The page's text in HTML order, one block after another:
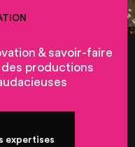
& savoir-faire
productions
expertises